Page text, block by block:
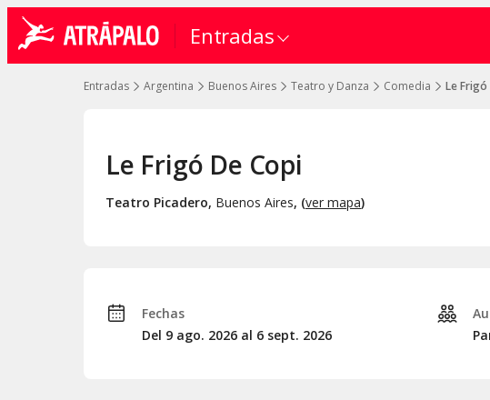
Entradas
Entradas Argentina Buenos Aires Teatro y Danza Comedia Le Frigó
Le Frigó De Copi
Teatro Picadero, Buenos Aires, (ver mapa)
Fechas
Del 9 ago. 2026 al 6 sept. 2026